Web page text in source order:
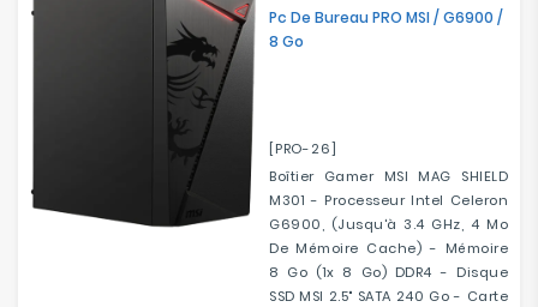
Pc De Bureau PRO MSI / G6900 /
8 Go
[PRO-26]
Boîtier Gamer MSI MAG SHIELD
M301 - Processeur Intel Celeron
G6900, (jusqu'à 3.4 GHz, 4 Mo
De Mémoire Cache) - Mémoire
8 Go (1x 8 Go) DDR4 - Disque
SSD MSI 2.5" SATA 240 Go - Carte